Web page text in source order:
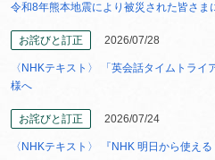
令和8年熊本地震により被災された皆さま
お詫びと訂正 2026/07/28
〈NHKテキスト〉 「英会話タイムトラ
様へ
お詫びと訂正 2026/07/24
〈NHKテキスト〉 『NHK 明日から使え